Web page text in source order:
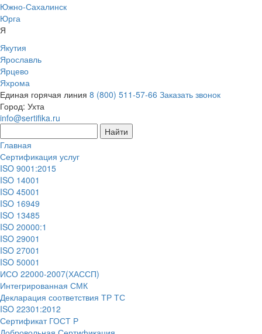
Южно-Сахалинск
Юрга
Я
Якутия
Ярославль
Ярцево
Яхрома
Единая горячая линия 8 (800) 511-57-66 Заказать звонок
Город: Ухта
info@sertifika.ru
Главная
Сертификация услуг
ISO 9001:2015
ISO 14001
ISO 45001
ISO 16949
ISO 13485
ISO 20000:1
ISO 29001
ISO 27001
ISO 50001
ИСО 22000-2007(ХАССП)
Интегрированная СМК
Декларация соответствия ТР ТС
ISO 22301:2012
Сертификат ГОСТ Р